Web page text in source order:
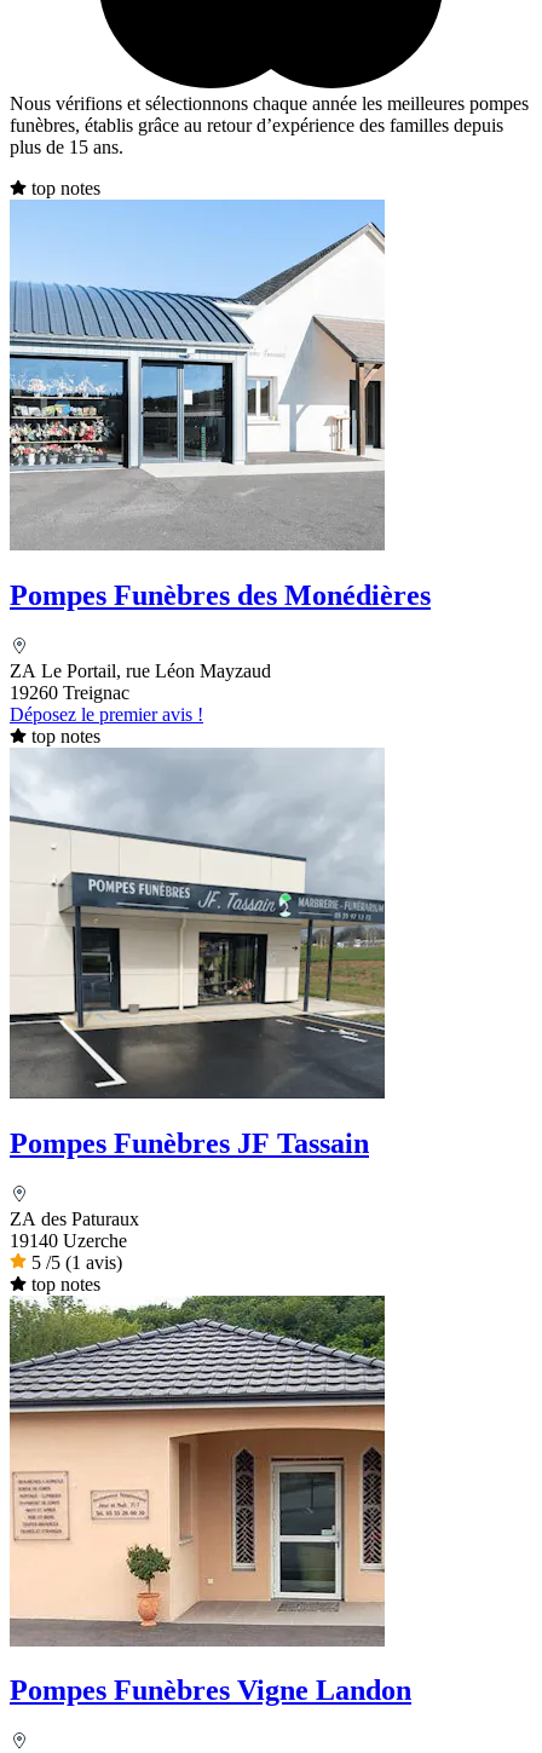
Nous vérifions et sélectionnons chaque année les meilleures pompes
funèbres, établis grâce au retour d’expérience des familles depuis
plus de 15 ans.
top notes
Pompes Funèbres des Monédières
ZA Le Portail, rue Léon Mayzaud
19260 Treignac
Déposez le premier avis !
top notes
Pompes Funèbres JF Tassain
ZA des Paturaux
19140 Uzerche
5 /5 (1 avis)
top notes
Pompes Funèbres Vigne Landon